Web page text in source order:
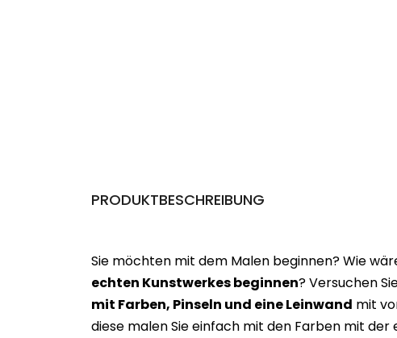
PRODUKTBESCHREIBUNG
Sie möchten mit dem Malen beginnen? Wie
echten Kunstwerkes beginnen? Versuchen
mit Farben, Pinseln und eine Leinwand mit
diese malen Sie einfach mit den Farben mit